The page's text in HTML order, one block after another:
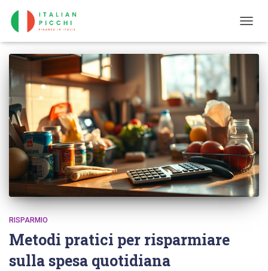
RISPARMIO
Metodi pratici per risparmiare
sulla spesa quotidiana